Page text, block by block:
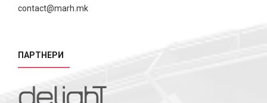
contact@marh.mk
ПАРТНЕРИ